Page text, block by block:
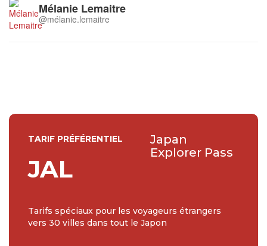
Mélanie Lemaitre
@mélanie.lemaitre
TARIF PRÉFÉRENTIEL
JAL
Japan
Explorer Pass
Tarifs spéciaux pour les voyageurs étrangers
vers 30 villes dans tout le Japon